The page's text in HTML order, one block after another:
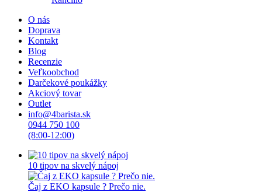
O nás
Doprava
Kontakt
Blog
Recenzie
Veľkoobchod
Darčekové poukážky
Akciový tovar
Outlet
info@4barista.sk
0944 750 100
(8:00-12:00)
10 tipov na skvelý nápoj
Čaj z EKO kapsule ? Prečo nie.